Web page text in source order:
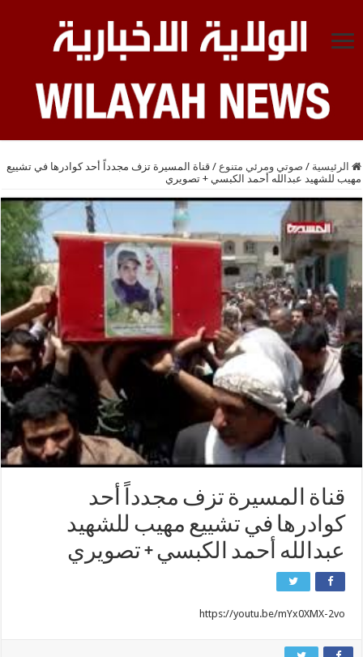
الرئيسية / صوتي ومرئي متنوع / قناة المسيرة تزف مجدداً أحد كوادرها في تشييع
مهيب للشهيد عبدالله أحمد الكبسي + تصويري
قناة المسيرة تزف مجدداً أحد
كوادرها في تشييع مهيب للشهيد
عبدالله أحمد الكبسي + تصويري
https://youtu.be/mYx0XMX-2vo